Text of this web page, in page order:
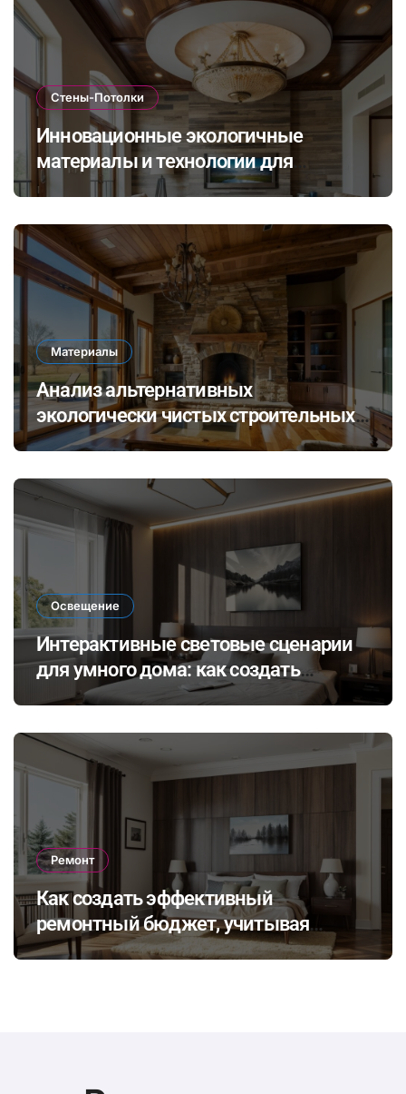
Стены-Потолки
Инновационные экологичные
материалы и технологии для
стильной и долговечной отделки
Материалы
Анализ альтернативных
экологически чистых строительных
материалов: ревитализация отходов
технологиях
Освещение
Интерактивные световые сценарии
для умного дома: как создать
динамичное освещение по
Ремонт
Как создать эффективный
ремонтный бюджет, учитывая
неожиданные расходы и избегая